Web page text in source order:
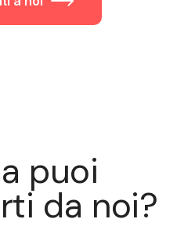
puoi
da noi?